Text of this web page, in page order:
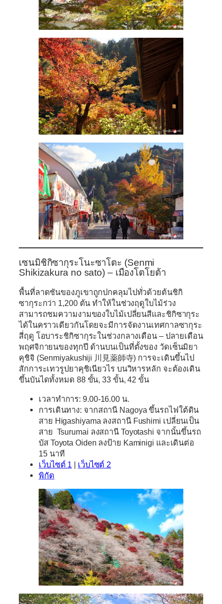
เซนมิชิกิซากุระโนะซาโตะ (Senmi
Shikizakura no sato) – เมืองโตโยต้า
พื้นที่ลาดชันของภูเขาถูกปกคลุมไปทั่วด้วยต้นชิกิ
ซากุระกว่า 1,200 ต้น ทำให้ในช่วงฤดูใบไม้ร่วง
สามารถชมความงามของใบไม้เปลี่ยนสีและชิกิซากุระ
ได้ในคราวเดียวกันโดยจะมีการจัดงานเทศกาลซากุระ
สี่ฤดู โอบาระชิกิซากุระในช่วงกลางเดือน – ปลายเดือน
พฤศจิกายนของทุกปี ด้านบนเป็นที่ตั้งของ วัดเซ็นมิยา
คุชิจิ (Senmiyakushiji 川見薬師寺) การจะเดินขึ้นไป
สักการะเทวรูปยาคุชิเนียวไร บนวิหารหลัก จะต้องเดิน
ขึ้นบันไดทั้งหมด 88 ขั้น, 33 ขั้น, 42 ขั้น
เวลาทำการ: 9.00-16.00 น.
การเดินทาง: จากสถานี Nagoya ขึ้นรถไฟใต้ดิน
สาย Higashiyama ลงสถานี Fushimi เปลี่ยนเป็น
สาย Tsurumai ลงสถานี Toyotashi จากนั้นขึ้นรถ
บัส Toyota Oiden ลงป้าย Kaminigi และเดินต่อ
15 นาที
เว็บไซต์ 1 | เว็บไซต์ 2
พิกัด